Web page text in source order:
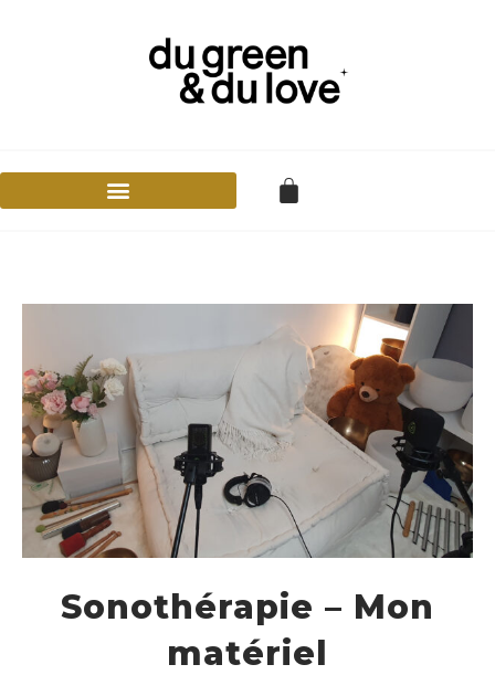
Sonothérapie – Mon
matériel